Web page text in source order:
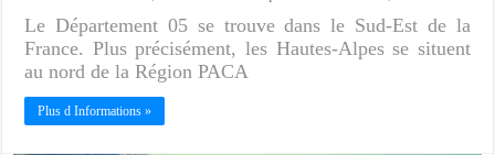
Le Département 05 se trouve dans le Sud-Est de la
France. Plus précisément, les Hautes-Alpes se situent
au nord de la Région PACA
Plus d Informations »